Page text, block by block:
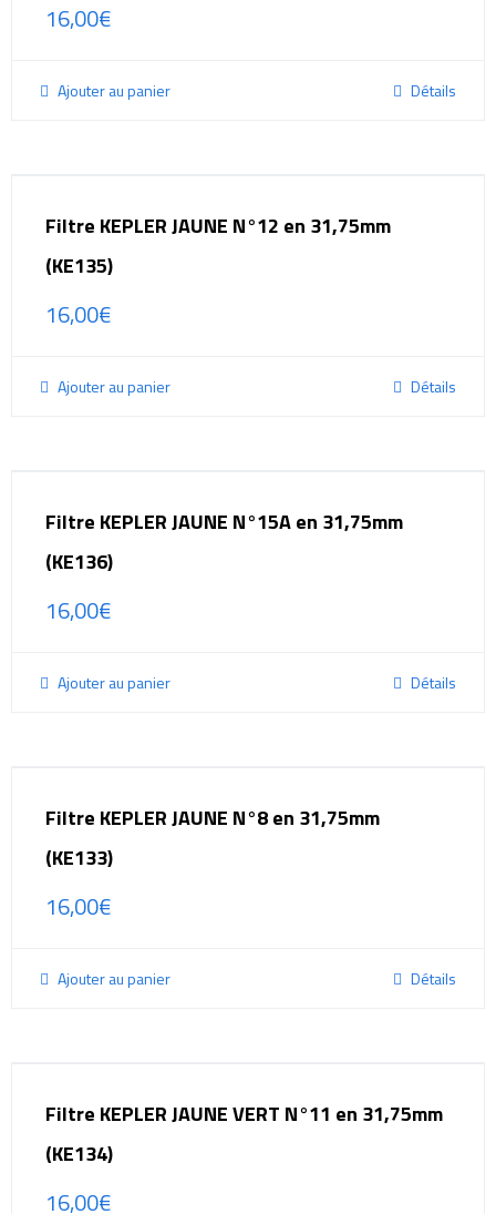
16,00€
Ajouter au panier Détails
Filtre KEPLER JAUNE N°12 en 31,75mm
(KE135)
16,00€
Ajouter au panier Détails
Filtre KEPLER JAUNE N°15A en 31,75mm
(KE136)
16,00€
Ajouter au panier Détails
Filtre KEPLER JAUNE N°8 en 31,75mm
(KE133)
16,00€
Ajouter au panier Détails
Filtre KEPLER JAUNE VERT N°11 en 31,75mm
(KE134)
16,00€